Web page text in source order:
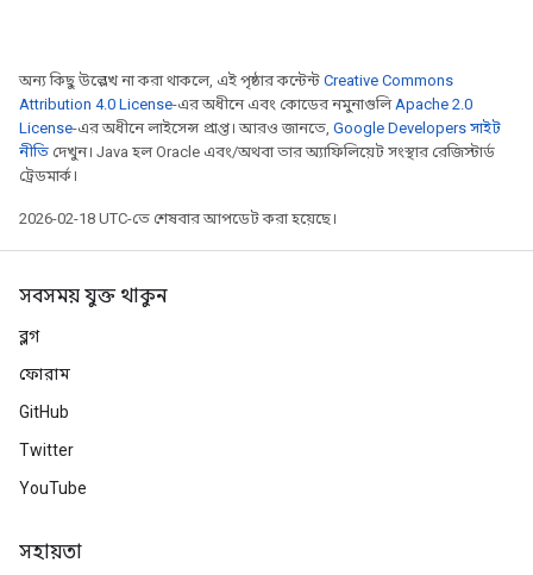
অন্য কিছু উল্লেখ না করা থাকলে, এই পৃষ্ঠার কন্টেন্ট Creative Commons
Attribution 4.0 License-এর অধীনে এবং কোডের নমুনাগুলিApache 2.0
License-এর অধীনে লাইসেন্স প্রাপ্ত। আরও জানতে, Google Developers সাইট
নীতি দেখুন। Java হল Oracle এবং/অথবা তার অ্যাফিলিয়েট সংস্থার রেজিস্টার্ড
ট্রেডমার্ক।
2026-02-18 UTC-তে শেষবার আপডেট করা হয়েছে।
সবসময় যুক্ত থাকুন
ব্লগ
ফোরাম
GitHub
Twitter
YouTube
সহায়তা